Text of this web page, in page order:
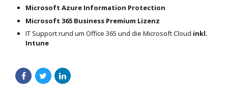
Microsoft Azure Information Protection
Microsoft 365 Business Premium Lizenz
IT Support rund um Office 365 und die Microsoft Cloud inkl.
Intune